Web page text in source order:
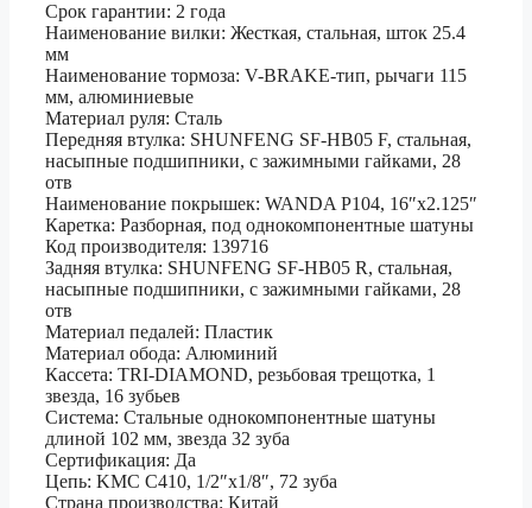
Срок гарантии: 2 года
Наименование вилки: Жесткая, стальная, шток 25.4
мм
Наименование тормоза: V-BRAKE-тип, рычаги 115
мм, алюминиевые
Материал руля: Сталь
Передняя втулка: SHUNFENG SF-HB05 F, cтальная,
насыпные подшипники, с зажимными гайками, 28
отв
Наименование покрышек: WANDA P104, 16″x2.125″
Каретка: Разборная, под однокомпонентные шатуны
Код производителя: 139716
Задняя втулка: SHUNFENG SF-HB05 R, cтальная,
насыпные подшипники, с зажимными гайками, 28
отв
Материал педалей: Пластик
Материал обода: Алюминий
Кассета: TRI-DIAMOND, резьбовая трещотка, 1
звезда, 16 зубьев
Система: Стальные однокомпонентные шатуны
длиной 102 мм, звезда 32 зуба
Сертификация: Да
Цепь: KMC C410, 1/2″х1/8″, 72 зуба
Страна производства: Китай